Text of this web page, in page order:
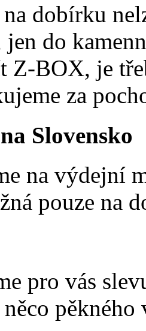
dobírku
do
Z-BOX, je
za
Slovensko
na výdejní
pouze na
pro vás
pěkného